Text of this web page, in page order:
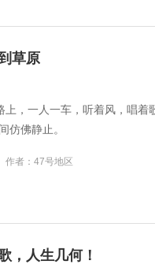
草原
上，一人一车，听着风，唱着
仿佛静止。
作者：47号地区
，人生几何！